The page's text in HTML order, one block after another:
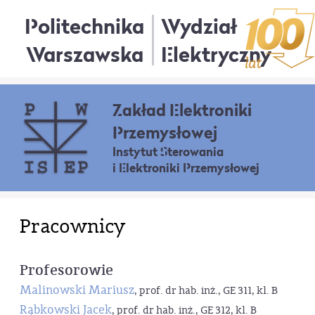
Politechnika
Warszawska
Wydział
Elektryczny
Zakład Elektroniki
Przemysłowej
Instytut Sterowania
i Elektroniki Przemysłowej
Pracownicy
Profesorowie
Malinowski Mariusz, prof. dr hab. inż., GE 311, kl. B
Rąbkowski Jacek, prof. dr hab. inż., GE 312, kl. B